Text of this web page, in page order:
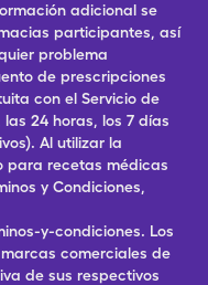
adicional se
participantes, así
problema
de prescripciones
con el Servicio de
24 horas, los 7 días
Al utilizar la
para recetas médicas
y Condiciones,
y-condiciones. Los
comerciales de
de sus respectivos